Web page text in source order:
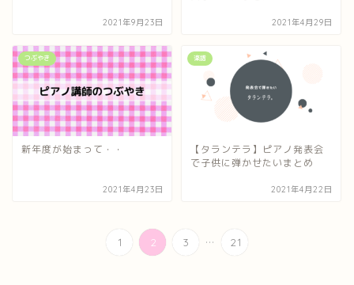
2021年9月23日 2021年4月29日
つぶやき
新年度が始まって・・
2021年4月23日
楽譜
【タランテラ】ピアノ発表会
で子供に弾かせたいまとめ
2021年4月22日
1 2 3 ... 21